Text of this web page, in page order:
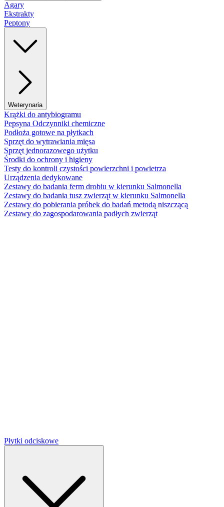
Agary
Ekstrakty
Peptony
Weterynaria
Krążki do antybiogramu
Pepsyna Odczynniki chemiczne
Podłoża gotowe na płytkach
Sprzęt do wytrawiania mięsa
Sprzęt jednorazowego użytku
Środki do ochrony i higieny
Testy do kontroli czystości powierzchni i powietrza
Urządzenia dedykowane
Zestawy do badania ferm drobiu w kierunku Salmonella
Zestawy do badania tusz zwierząt w kierunku Salmonella
Zestawy do pobierania próbek do badań metodą niszczącą
Zestawy do zagospodarowania padłych zwierząt
Płytki odciskowe